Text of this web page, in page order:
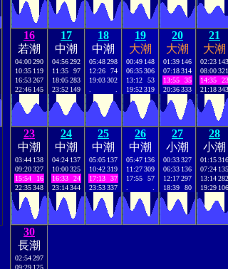
16
若潮
04:00290
10:35 119
16:53267
22:46 145
17
中潮
04:56292
11:35
97
18:05283
23:52 149
18
中潮
05:48298
12:26
74
19:03302
19
大潮
00:49 148
06:35306
13:12
53
19:52319
20
大潮
01:39 146
07:18314
13:55
35
20:36333
21
大潮
02:23 143
08:00321
14:35
23
21:18343
23
中潮
03:44 138
09:20327
15:54
16
22:35348
24
中潮
04:24 137
10:00325
16:33
24
23:14344
25
中潮
05:05 137
10:42319
17:13
37
23:53337
26
中潮
05:47 136
11:27309
17:55
57
27
小潮
00:33327
06:33 136
12:17297
18:39
80
28
小潮
01:15316
07:24 135
13:14282
19:29 106
30
長潮
02:54297
09:29 125